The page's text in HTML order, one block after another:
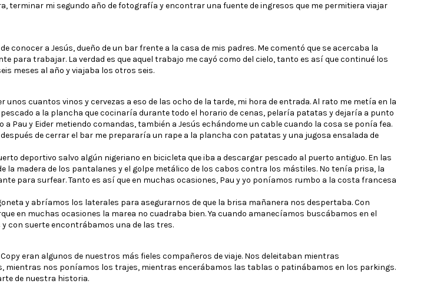
terminar mi segundo año de fotografía y encontrar una fuente de ingresos que me permitiera viajar
conocer a Jesús, dueño de un bar frente a la casa de mis padres. Me comentó que se acercaba la
para trabajar. La verdad es que aquel trabajo me cayó como del cielo, tanto es así que continué los
meses al año y viajaba los otros seis.
cuantos vinos y cervezas a eso de las ocho de la tarde, mi hora de entrada. Al rato me metía en la
a la plancha que cocinaría durante todo el horario de cenas, pelaría patatas y dejaría a punto
a Pau y Eider metiendo comandas, también a Jesús echándome un cable cuando la cosa se ponía fea.
de cerrar el bar me prepararía un rape a la plancha con patatas y una jugosa ensalada de
deportivo salvo algún nigeriano en bicicleta que iba a descargar pescado al puerto antiguo. En las
la madera de los pantalanes y el golpe metálico de los cabos contra los mástiles. No tenía prisa, la
para surfear. Tanto es así que en muchas ocasiones, Pau y yo poníamos rumbo a la costa francesa
y abríamos los laterales para asegurarnos de que la brisa mañanera nos despertaba. Con
en muchas ocasiones la marea no cuadraba bien. Ya cuando amanecíamos buscábamos en el
con suerte encontrábamos una de las tres.
eran algunos de nuestros más fieles compañeros de viaje. Nos deleitaban mientras
mientras nos poníamos los trajes, mientras encerábamos las tablas o patinábamos en los parkings.
de nuestra historia.